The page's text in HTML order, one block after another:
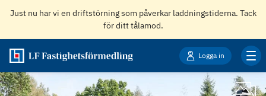
Just nu har vi en driftstörning som påverkar laddningstiderna. Tack
för ditt tålamod.
Logga in